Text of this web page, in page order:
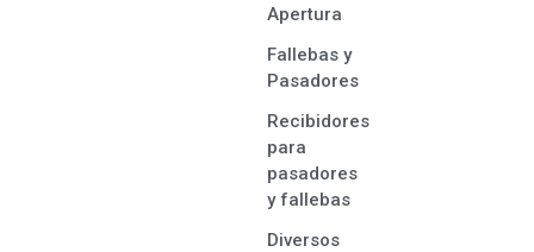
Apertura
Fallebas y
Pasadores
Recibidores
para
pasadores
y fallebas
Diversos